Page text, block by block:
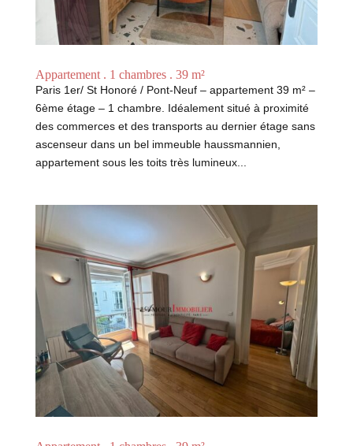
Appartement . 1 chambres . 39 m²
Paris 1er/ St Honoré / Pont-Neuf – appartement 39 m² –
6ème étage – 1 chambre. Idéalement situé à proximité
des commerces et des transports au dernier étage sans
ascenseur dans un bel immeuble haussmannien,
appartement sous les toits très lumineux...